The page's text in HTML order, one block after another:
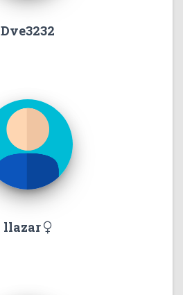
Dve3232
llazar